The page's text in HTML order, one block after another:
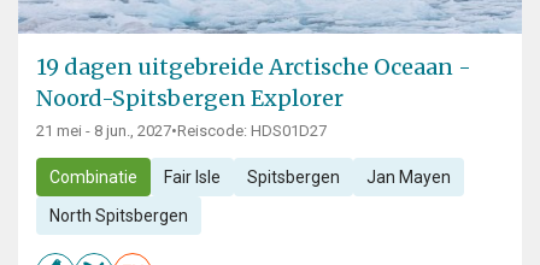
19 dagen uitgebreide Arctische Oceaan -
Noord-Spitsbergen Explorer
21 mei - 8 jun., 2027•Reiscode: HDS01D27
Combinatie Fair Isle Spitsbergen Jan Mayen
North Spitsbergen